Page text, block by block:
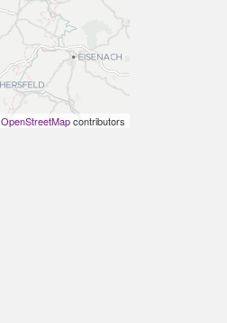
OpenStreetMapcontributors